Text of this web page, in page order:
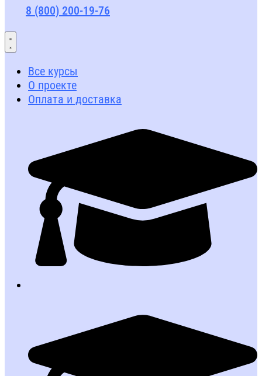
8 (800) 200-19-76
Все курсы
О проекте
Оплата и доставка